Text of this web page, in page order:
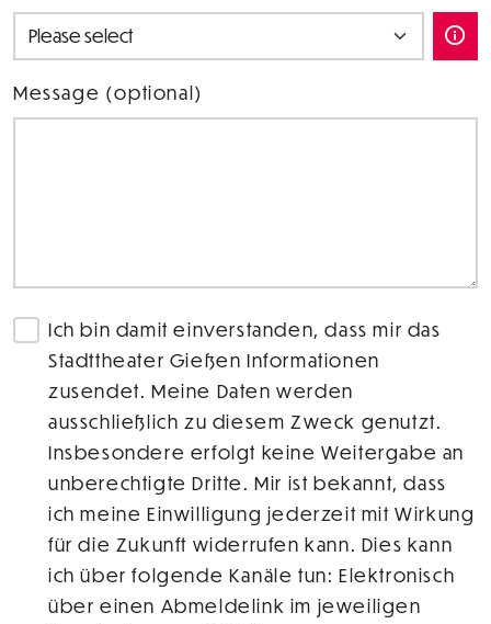
Message (optional)
Ich bin damit einverstanden, dass mir das
Stadttheater Gießen Informationen
zusendet. Meine Daten werden
ausschließlich zu diesem Zweck genutzt.
Insbesondere erfolgt keine Weitergabe an
unberechtigte Dritte. Mir ist bekannt, dass
ich meine Einwilligung jederzeit mit Wirkung
für die Zukunft widerrufen kann. Dies kann
ich über folgende Kanäle tun: Elektronisch
über einen Abmeldelink im jeweiligen